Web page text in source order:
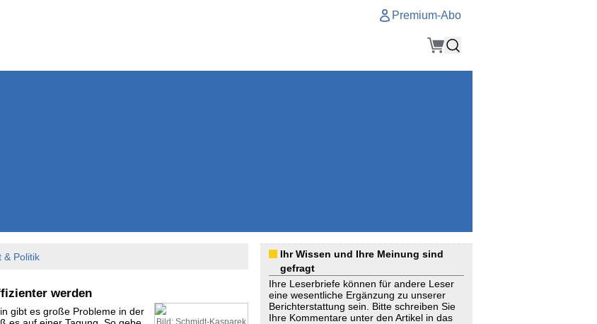
Premium-Abo
& Politik
werden
Bild: Schmidt-Kasparek
gibt es große Probleme in der
Ihr Wissen und Ihre Meinung sind
gefragt
Ihre Leserbriefe können für andere Leser
eine wesentliche Ergänzung zu unserer
Berichterstattung sein. Bitte schreiben Sie
Ihre Kommentare unter den Artikel in das